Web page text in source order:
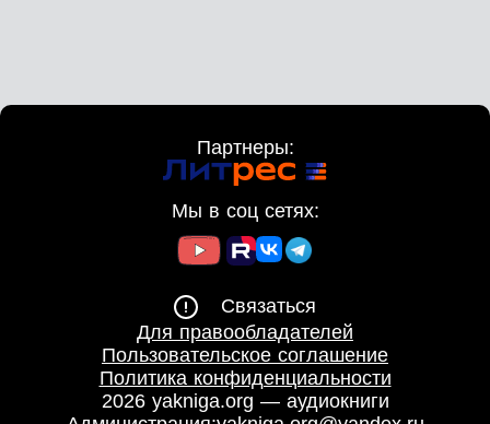
Партнеры:
Мы в соц сетях:
Связаться
Для правообладателей
Пользовательское соглашение
Политика конфиденциальности
2026 yakniga.org — аудиокниги